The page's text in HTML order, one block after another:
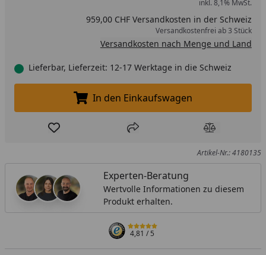
inkl. 8,1% MwSt.
959,00 CHF Versandkosten in der Schweiz
Versandkostenfrei ab 3 Stück
Versandkosten nach Menge und Land
Lieferbar, Lieferzeit: 12-17 Werktage in die Schweiz
In den Einkaufswagen legen
In den Einkaufswagen
Produkt zur Wunschliste hinzufügen
Teilen Produkt
Artikel-Nr.: 4180135
Experten-Beratung
Wertvolle Informationen zu diesem
Produkt erhalten.
4,81/ 5